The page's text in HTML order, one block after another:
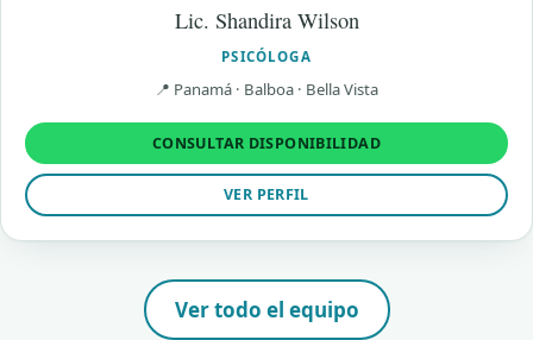
Lic. Shandira Wilson
PSICÓLOGA
📍 Panamá · Balboa · Bella Vista
CONSULTAR DISPONIBILIDAD
VER PERFIL
Ver todo el equipo